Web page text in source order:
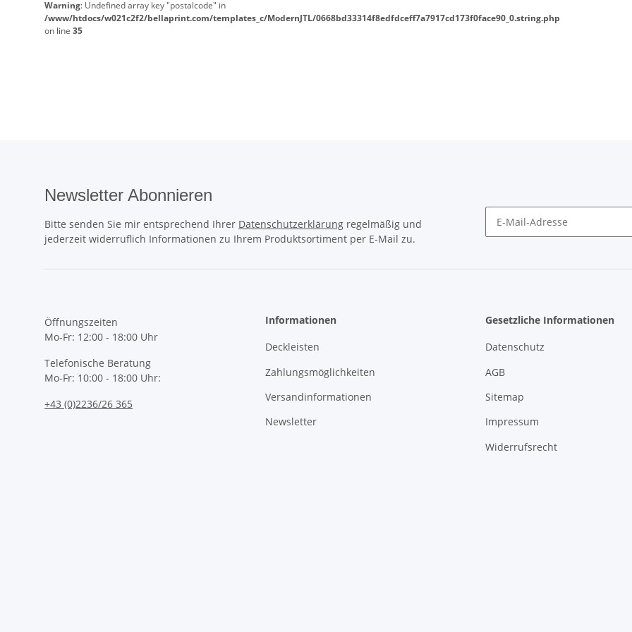
Warning: Undefined array key "postalcode" in
/www/htdocs/w021c2f2/bellaprint.com/templates_c/ModernJTL/0668bd33314f8edfdceff7a7917cd173f0face90_0.string.php
on line 35
Newsletter Abonnieren
Bitte senden Sie mir entsprechend Ihrer Datenschutzerklärung regelmäßig und
jederzeit widerruflich Informationen zu Ihrem Produktsortiment per E-Mail zu.
Öffnungszeiten
Mo-Fr: 12:00 - 18:00 Uhr
Telefonische Beratung
Mo-Fr: 10:00 - 18:00 Uhr:
+43 (0)2236/26 365
Informationen
Deckleisten
Zahlungsmöglichkeiten
Versandinformationen
Newsletter
Gesetzliche Informationen
Datenschutz
AGB
Sitemap
Impressum
Widerrufsrecht